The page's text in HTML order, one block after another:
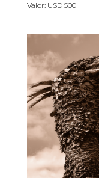
Valor: USD 500